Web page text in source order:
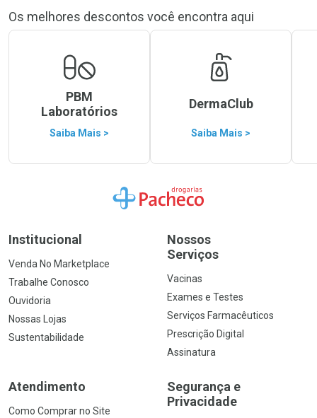
Os melhores descontos você encontra aqui
PBM
Laboratórios
Saiba Mais >
DermaClub
Saiba Mais >
Ir para a Home
Institucional
Venda No Marketplace
Trabalhe Conosco
Ouvidoria
Nossas Lojas
Sustentabilidade
Nossos
Serviços
Vacinas
Exames e Testes
Serviços Farmacêuticos
Prescrição Digital
Assinatura
Atendimento
Como Comprar no Site
Segurança e
Privacidade